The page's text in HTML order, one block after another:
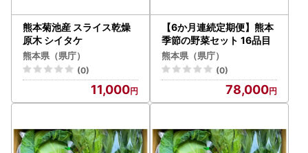
・ご連絡先
熊本県ふるさと納税サポートセンター
tel: 050-3181-6715(平日9:00-17:00)
mail: kumamotoken@cyber-records.co.jp
※土日祝日•GW•お盆•年末年始は除く
「夢教育応援分」
■登録団体一覧
熊本菊池産 スライス乾燥
原木 シイタケ
熊本県（県庁）
(0)
11,000
【6か月連続定期便】熊本
季節の野菜セット 16品目
熊本県（県庁）
(0)
78,000